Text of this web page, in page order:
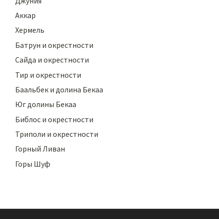
Аккар
Хермель
Батрун и окрестности
Сайда и окрестности
Тир и окрестности
Баальбек и долина Бекаа
Юг долины Бекаа
Библос и окрестности
Триполи и окрестности
Горный Ливан
Горы Шуф